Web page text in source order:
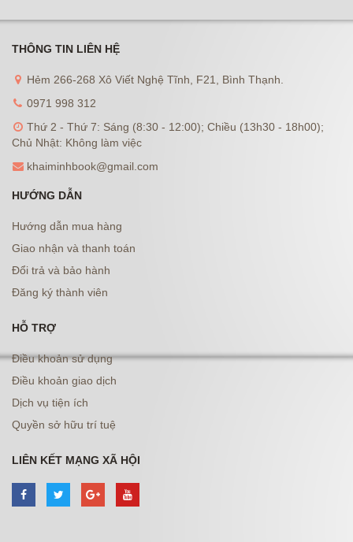
THÔNG TIN LIÊN HỆ
Hẻm 266-268 Xô Viết Nghệ Tĩnh, F21, Bình Thạnh.
0971 998 312
Thứ 2 - Thứ 7: Sáng (8:30 - 12:00); Chiều (13h30 - 18h00);
Chủ Nhật: Không làm việc
khaiminhbook@gmail.com
HƯỚNG DẪN
Hướng dẫn mua hàng
Giao nhận và thanh toán
Đổi trả và bảo hành
Đăng ký thành viên
HỖ TRỢ
Điều khoản sử dụng
Điều khoản giao dịch
Dịch vụ tiện ích
Quyền sở hữu trí tuệ
LIÊN KẾT MẠNG XÃ HỘI